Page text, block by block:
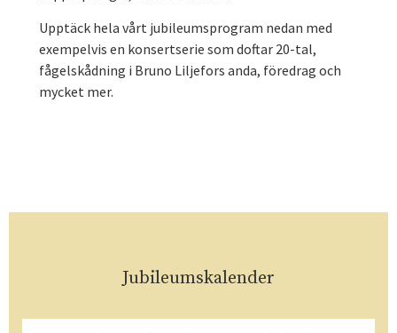
Upptäck hela vårt jubileumsprogram nedan med
exempelvis en konsertserie som doftar 20-tal,
fågelskådning i Bruno Liljefors anda, föredrag och
mycket mer.
Jubileumskalender